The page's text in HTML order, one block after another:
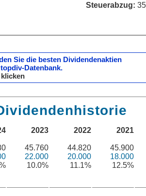
Steuerabzug:
Sie die besten Dividendenaktien
Datenbank.
2023
45.760
22.000
10.0%
2022
44.820
20.000
11.1%
2021
45.900
18.000
12.5%